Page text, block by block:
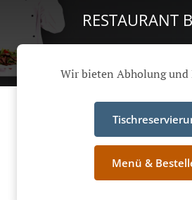
RESTAURANT
Wir bieten Abholung und
Menü &